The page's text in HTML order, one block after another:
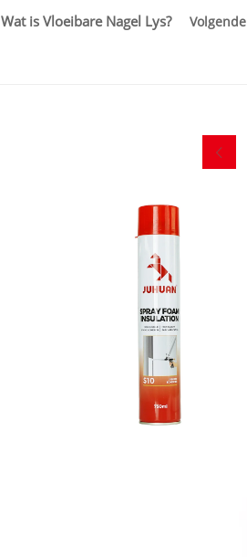
Wat is Vloeibare Nagel Lys? Volgende